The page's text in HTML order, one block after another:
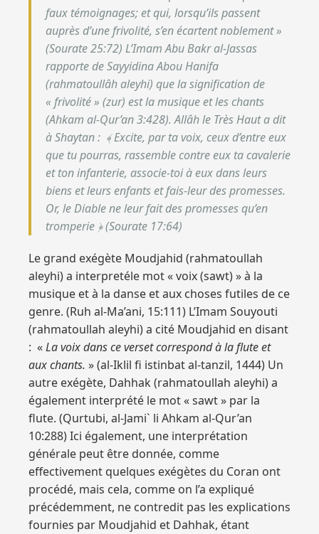
faux témoignages; et qui, lorsqu’ils passent
auprès d’une frivolité, s’en écartent noblement »
(Sourate 25:72) L’Imam Abu Bakr al-Jassas
rapporte de Sayyidina Abou Hanifa
(rahmatoullâh aleyhi) que la signification de
« frivolité » (zur) est la musique et les chants
(Ahkam al-Qur’an 3:428).Allâh le Très Haut a dit
à Shaytan : ﴾ Excite, par ta voix, ceux d’entre eux
que tu pourras, rassemble contre eux ta cavalerie
et ton infanterie, associe-toi à eux dans leurs
biens et leurs enfants et fais-leur des promesses.
Or, le Diable ne leur fait des promesses qu’en
tromperie ﴿ (Sourate 17:64)
Le grand exégète Moudjahid (rahmatoullah
aleyhi) a interpretéle mot « voix (sawt) » à la
musique et à la danse et aux choses futiles de ce
genre. (Ruh al-Ma’ani, 15:111) L’Imam Souyouti
(rahmatoullah aleyhi) a cité Moudjahid en disant
: «La voix dans ce verset correspond à la flute et
aux chants. » (al-Iklil fi istinbat al-tanzil, 1444) Un
autre exégète, Dahhak (rahmatoullah aleyhi) a
également interprété le mot « sawt » par la
flute. (Qurtubi, al-Jami` li Ahkam al-Qur’an
10:288) Ici également, une interprétation
générale peut être donnée, comme
effectivement quelques exégètes du Coran ont
procédé, mais cela, comme on l’a expliqué
précédemment, ne contredit pas les explications
fournies par Moudjahid et Dahhak, étant